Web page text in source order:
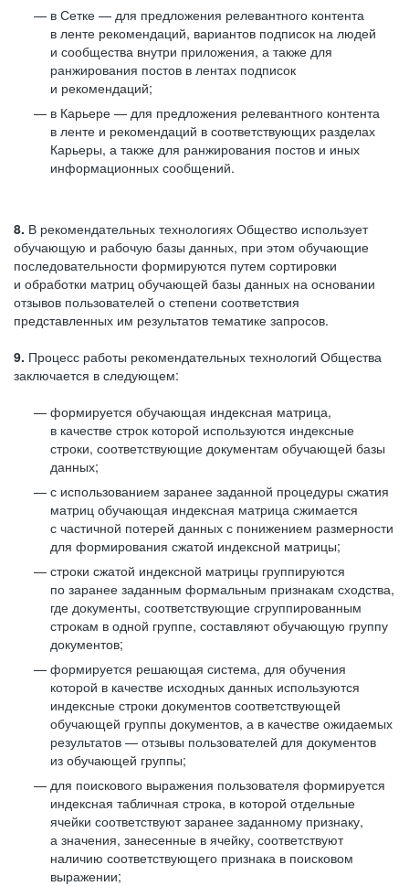
в Сетке — для предложения релевантного контента
в ленте рекомендаций, вариантов подписок на людей
и сообщества внутри приложения, а также для
ранжирования постов в лентах подписок
и рекомендаций;
в Карьере — для предложения релевантного контента
в ленте и рекомендаций в соответствующих разделах
Карьеры, а также для ранжирования постов и иных
информационных сообщений.
8. В рекомендательных технологиях Общество использует
обучающую и рабочую базы данных, при этом обучающие
последовательности формируются путем сортировки
и обработки матриц обучающей базы данных на основании
отзывов пользователей о степени соответствия
представленных им результатов тематике запросов.
9. Процесс работы рекомендательных технологий Общества
заключается в следующем:
формируется обучающая индексная матрица,
в качестве строк которой используются индексные
строки, соответствующие документам обучающей базы
данных;
с использованием заранее заданной процедуры сжатия
матриц обучающая индексная матрица сжимается
с частичной потерей данных с понижением размерности
для формирования сжатой индексной матрицы;
строки сжатой индексной матрицы группируются
по заранее заданным формальным признакам сходства,
где документы, соответствующие сгруппированным
строкам в одной группе, составляют обучающую группу
документов;
формируется решающая система, для обучения
которой в качестве исходных данных используются
индексные строки документов соответствующей
обучающей группы документов, а в качестве ожидаемых
результатов — отзывы пользователей для документов
из обучающей группы;
для поискового выражения пользователя формируется
индексная табличная строка, в которой отдельные
ячейки соответствуют заранее заданному признаку,
а значения, занесенные в ячейку, соответствуют
наличию соответствующего признака в поисковом
выражении;